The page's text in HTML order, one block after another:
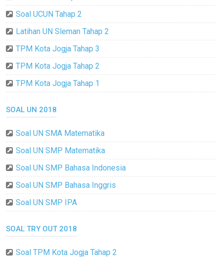
Soal UCUN Tahap 2
Latihan UN Sleman Tahap 2
TPM Kota Jogja Tahap 3
TPM Kota Jogja Tahap 2
TPM Kota Jogja Tahap 1
SOAL UN 2018
Soal UN SMA Matematika
Soal UN SMP Matematika
Soal UN SMP Bahasa Indonesia
Soal UN SMP Bahasa Inggris
Soal UN SMP IPA
SOAL TRY OUT 2018
Soal TPM Kota Jogja Tahap 2